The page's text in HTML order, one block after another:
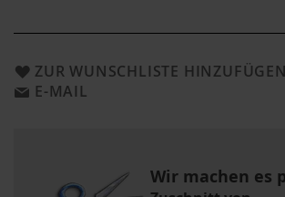
ZUR WUNSCHLISTE HINZUFÜGEN
E-MAIL
Wir machen es